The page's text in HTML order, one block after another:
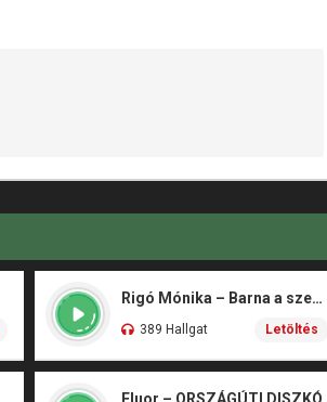
Rigó Mónika – Barna a szeme
389 Hallgat Letöltés